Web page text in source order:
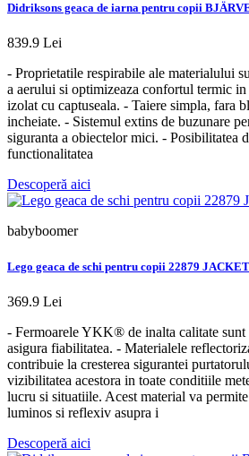
Didriksons geaca de iarna pentru copii
839.9 Lei
- Proprietatile respirabile ale materialului
a aerului si optimizeaza confortul termic
izolat cu captuseala. - Taiere simpla, fara
incheiate. - Sistemul extins de buzunare
siguranta a obiectelor mici. - Posibilitatea
functionalitatea
Descoperă aici
babyboomer
Lego geaca de schi pentru copii 22879
369.9 Lei
- Fermoarele YKK® de inalta calitate sunt
asigura fiabilitatea. - Materialele
contribuie la cresterea sigurantei
vizibilitatea acestora in toate conditiile
lucru si situatiile. Acest material va
luminos si reflexiv asupra i
Descoperă aici